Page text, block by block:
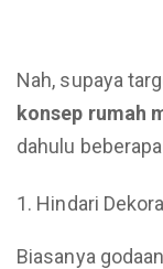
Nah, supaya
konsep rumah
dahulu
Hindari
Biasanya